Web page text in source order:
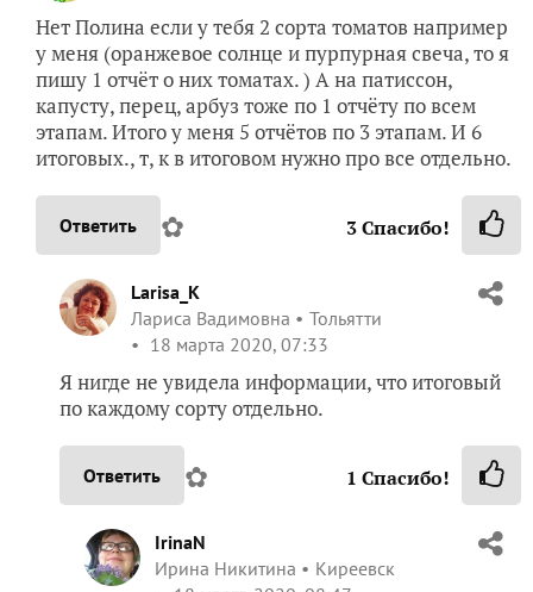
Нет Полина если у тебя 2 сорта томатов например
у меня (оранжевое солнце и пурпурная свеча, то я
пишу 1 отчёт о них томатах. ) А на патиссон,
капусту, перец, арбуз тоже по 1 отчёту по всем
этапам. Итого у меня 5 отчётов по 3 этапам. И 6
итоговых., т, к в итоговом нужно про все отдельно.
Ответить ✿ 3Спасибо!
Larisa_K
Лариса Вадимовна
Тольятти
18 марта 2020, 07:33
Я нигде не увидела информации, что итоговый
по каждому сорту отдельно.
Ответить ✿ 1 Спасибо!
IrinaN
Ирина Никитина
Киреевск